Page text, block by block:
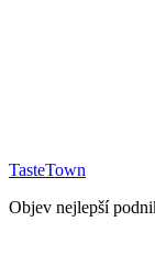
TasteTown
Objev nejlepší